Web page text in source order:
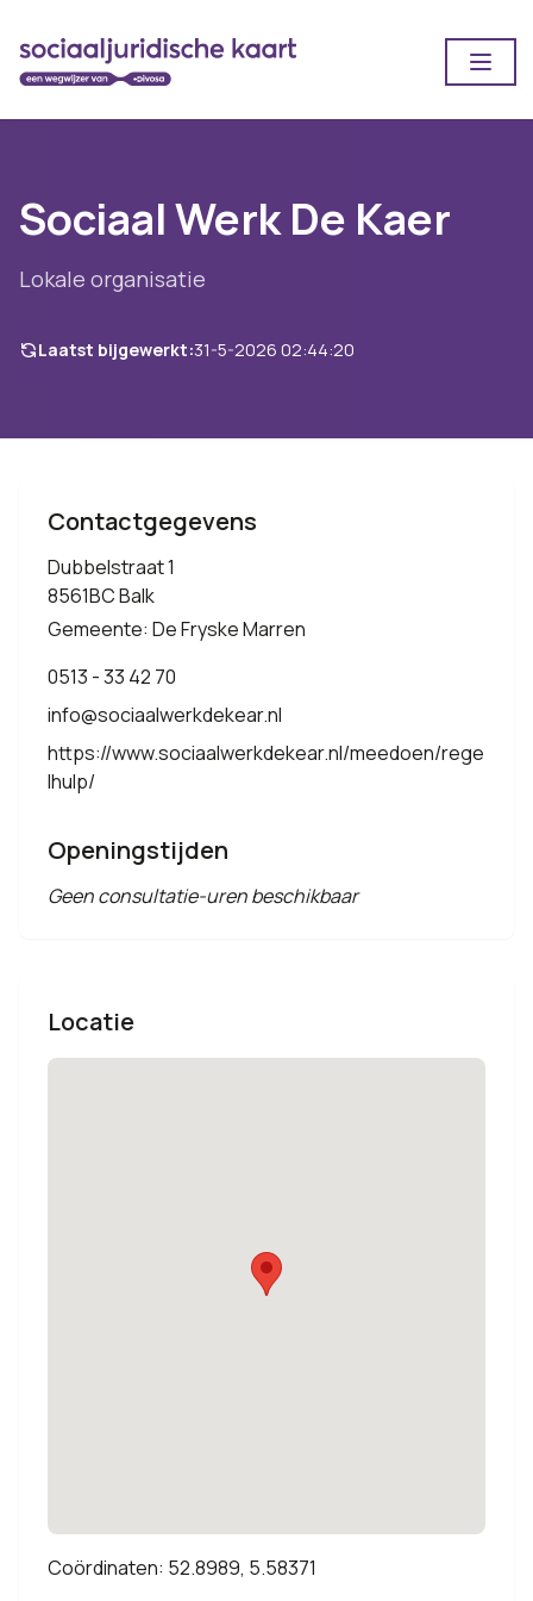
Sociaal Werk De Kaer
Lokale organisatie
Laatst bijgewerkt:31-5-2026 02:44:20
Contactgegevens
Dubbelstraat 1
8561BC Balk
Gemeente: De Fryske Marren
0513 - 33 42 70
info@sociaalwerkdekear.nl
https://www.sociaalwerkdekear.nl/meedoen/rege
lhulp/
Openingstijden
Geen consultatie-uren beschikbaar
Locatie
Coördinaten: 52.8989, 5.58371